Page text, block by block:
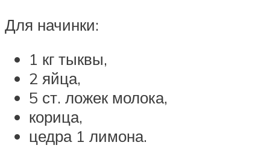
Для начинки:
1 кг тыквы,
2 яйца,
5 ст. ложек молока,
корица,
цедра 1 лимона.